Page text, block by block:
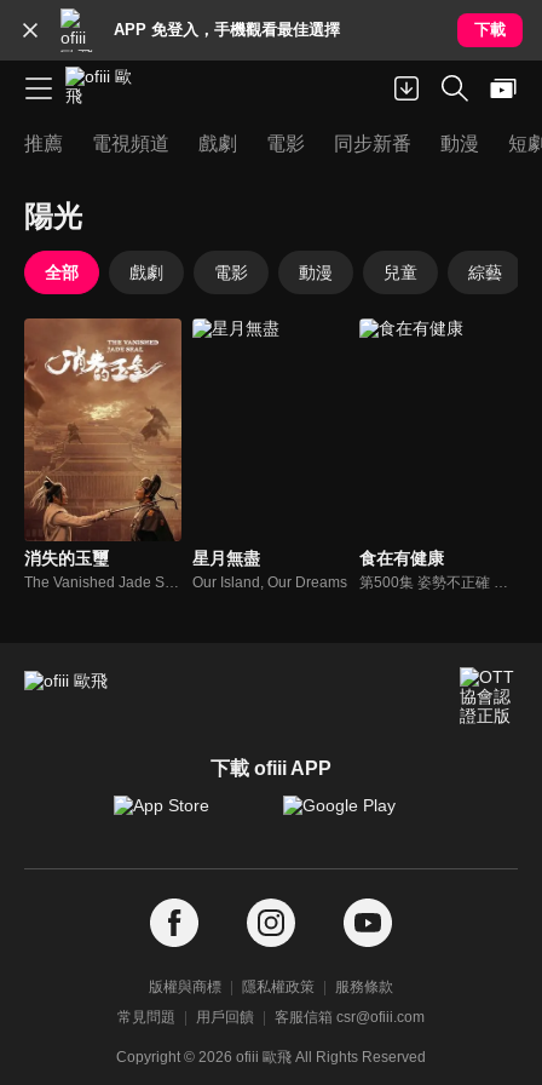
APP 免登入，手機觀看最佳選擇 下載
推薦 電視頻道 戲劇 電影 同步新番 動漫 短
陽光
全部 戲劇 電影 動漫 兒童 綜藝
消失的玉璽
The Vanished Jade Seal
星月無盡
Our Island, Our Dreams
食在有健康
第500集 姿勢不正確 落枕容易找上你
下載 ofiii APP
版權與商標 隱私權政策
服務條款
常見問題
用戶回饋 客服信箱 csr@ofiii.com
Copyright © 2026 ofiii 歐飛 All Rights Reserved